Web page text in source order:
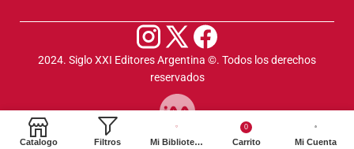
2024. Siglo XXI Editores Argentina ©️. Todos los derechos
reservados
Catalogo Filtros Mi Biblioteca
0
Carrito Mi Cuenta